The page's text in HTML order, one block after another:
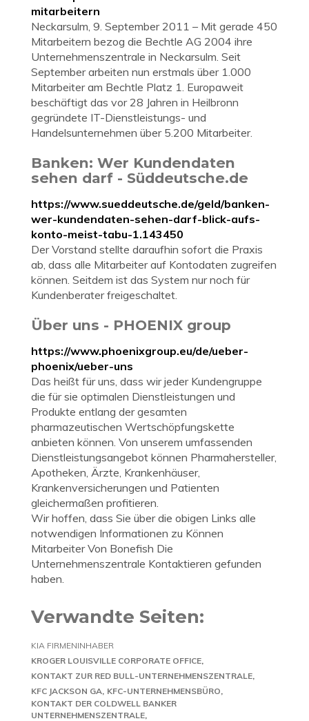
mitarbeitern
Neckarsulm, 9. September 2011 – Mit gerade 450
Mitarbeitern bezog die Bechtle AG 2004 ihre
Unternehmenszentrale in Neckarsulm. Seit
September arbeiten nun erstmals über 1.000
Mitarbeiter am Bechtle Platz 1. Europaweit
beschäftigt das vor 28 Jahren in Heilbronn
gegründete IT-Dienstleistungs- und
Handelsunternehmen über 5.200 Mitarbeiter.
Banken: Wer Kundendaten
sehen darf - Süddeutsche.de
https://www.sueddeutsche.de/geld/banken-
wer-kundendaten-sehen-darf-blick-aufs-
konto-meist-tabu-1.143450
Der Vorstand stellte daraufhin sofort die Praxis
ab, dass alle Mitarbeiter auf Kontodaten zugreifen
können. Seitdem ist das System nur noch für
Kundenberater freigeschaltet.
Über uns - PHOENIX group
https://www.phoenixgroup.eu/de/ueber-
phoenix/ueber-uns
Das heißt für uns, dass wir jeder Kundengruppe
die für sie optimalen Dienstleistungen und
Produkte entlang der gesamten
pharmazeutischen Wertschöpfungskette
anbieten können. Von unserem umfassenden
Dienstleistungsangebot können Pharmahersteller,
Apotheken, Ärzte, Krankenhäuser,
Krankenversicherungen und Patienten
gleichermaßen profitieren.
Wir hoffen, dass Sie über die obigen Links alle
notwendigen Informationen zu Können
Mitarbeiter Von Bonefish Die
Unternehmenszentrale Kontaktieren gefunden
haben.
Verwandte Seiten:
KIA FIRMENINHABER
KROGER LOUISVILLE CORPORATE OFFICE
KONTAKT ZUR RED BULL-UNTERNEHMENSZENTRALE
KFC JACKSON GA KFC-UNTERNEHMENSBÜRO
KONTAKT DER COLDWELL BANKER
UNTERNEHMENSZENTRALE